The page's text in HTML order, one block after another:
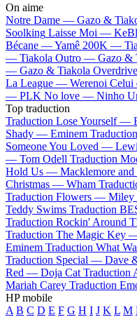
On aime
Notre Dame — Gazo &
Soolking Laisse Moi —
Bécane —Yamê 200K —
— Tiakola Outro — Gazo &
— Gazo & Tiakola
La League — Werenoi
— PLK No love — Ninho
Top traduction
Traduction Lose Yourself —
Shady — Eminem
Someone You Loved —
— Tom Odell Traduction
Hold Us — Macklemore
Christmas — Wham
Traduction Flowers — Miley
Teddy Swims Traduction
Traduction Rockin' Around
Traduction The Magic Key
Eminem Traduction What
Traduction Special — Dave
Red — Doja Cat Traduction
Mariah Carey Traduction
HP mobile
A B C D E F G H I J K L M